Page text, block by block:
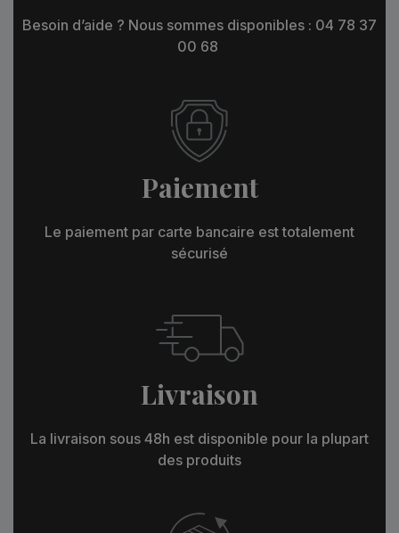
Besoin d’aide ? Nous sommes disponibles : 04 78 37
00 68
Paiement
Le paiement par carte bancaire est totalement
sécurisé
Livraison
La livraison sous 48h est disponible pour la plupart
des produits